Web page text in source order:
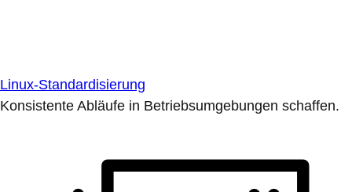
Linux-Standardisierung
Konsistente Abläufe in Betriebsumgebungen schaffen.